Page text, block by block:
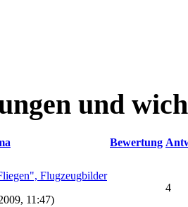
und
Bewertung
Flugzeugbilder
11:47)
4